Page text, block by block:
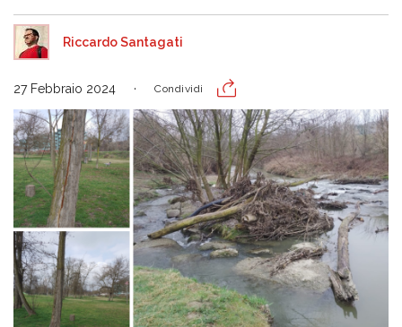
Riccardo Santagati
27 Febbraio 2024 Condividi